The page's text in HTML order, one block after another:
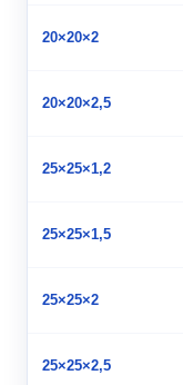
20×20×2
20×20×2,5
25×25×1,2
25×25×1,5
25×25×2
25×25×2,5